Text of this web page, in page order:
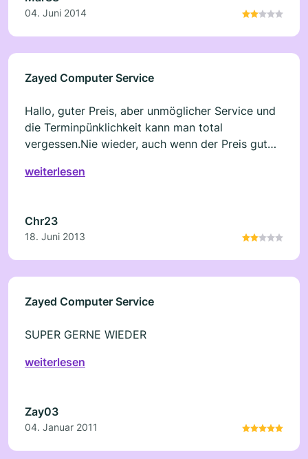
04. Juni 2014
Zayed Computer Service
Hallo, guter Preis, aber unmöglicher Service und
die Terminpünklichkeit kann man total
vergessen.Nie wieder, auch wenn der Preis gut
weiterlesen
Chr23
18. Juni 2013
Zayed Computer Service
SUPER GERNE WIEDER
weiterlesen
Zay03
04. Januar 2011